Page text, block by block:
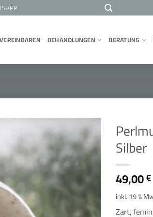
BEHANDLUNGEN BERATUNG
Silber
49,00€
inkl. 19 %
Zart,